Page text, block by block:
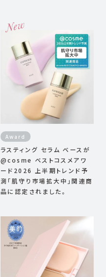
Award
ラスティング セラム ベースが
@cosme ベストコスメアワ
ード2026 上半期トレンド予
測「肌守り市場拡大中」関連商
品に認定されました。